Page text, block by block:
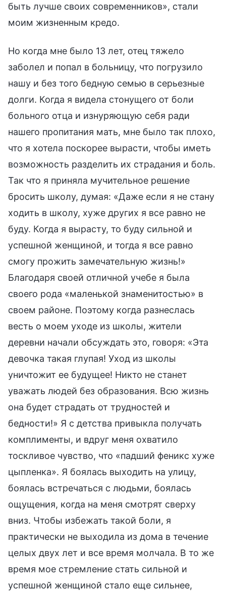
быть лучше своих современников», стали
моим жизненным кредо.
Но когда мне было 13 лет, отец тяжело
заболел и попал в больницу, что погрузило
нашу и без того бедную семью в серьезные
долги. Когда я видела стонущего от боли
больного отца и изнуряющую себя ради
нашего пропитания мать, мне было так плохо,
что я хотела поскорее вырасти, чтобы иметь
возможность разделить их страдания и боль.
Так что я приняла мучительное решение
бросить школу, думая: «Даже если я не стану
ходить в школу, хуже других я все равно не
буду. Когда я вырасту, то буду сильной и
успешной женщиной, и тогда я все равно
смогу прожить замечательную жизнь!»
Благодаря своей отличной учебе я была
своего рода «маленькой знаменитостью» в
своем районе. Поэтому когда разнеслась
весть о моем уходе из школы, жители
деревни начали обсуждать это, говоря: «Эта
девочка такая глупая! Уход из школы
уничтожит ее будущее! Никто не станет
уважать людей без образования. Всю жизнь
она будет страдать от трудностей и
бедности!» Я с детства привыкла получать
комплименты, и вдруг меня охватило
тоскливое чувство, что «падший феникс хуже
цыпленка». Я боялась выходить на улицу,
боялась встречаться с людьми, боялась
ощущения, когда на меня смотрят сверху
вниз. Чтобы избежать такой боли, я
практически не выходила из дома в течение
целых двух лет и все время молчала. В то же
время мое стремление стать сильной и
успешной женщиной стало еще сильнее,